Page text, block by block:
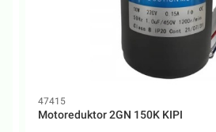
Kod produktu
47415
Motoreduktor 2GN 150K KIPI